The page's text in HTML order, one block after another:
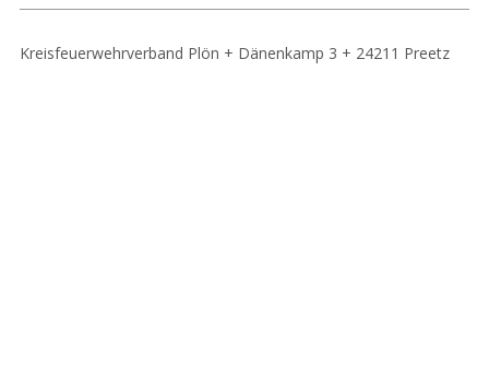
Kreisfeuerwehrverband Plön + Dänenkamp 3 + 24211 Preetz